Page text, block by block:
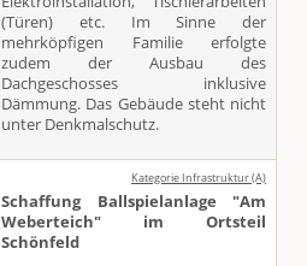
(Türen) etc. Im Sinne der
mehrköpfigen Familie erfolgte
zudem der Ausbau des
Dachgeschosses inklusive
Dämmung. Das Gebäude steht nicht
unter Denkmalschutz.
Kategorie Infrastruktur (A)
Schaffung Ballspielanlage "Am
Weberteich" im Ortsteil
Schönfeld